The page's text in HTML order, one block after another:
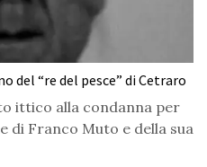
del “re del pesce” di Cetraro
ittico alla condanna per
di Franco Muto e della sua